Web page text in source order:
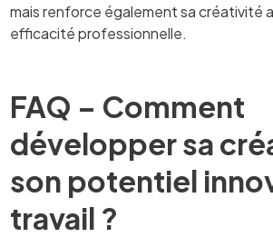
mais renforce également sa créativité
efficacité professionnelle.
FAQ – Comment
développer sa
son potentiel
travail ?